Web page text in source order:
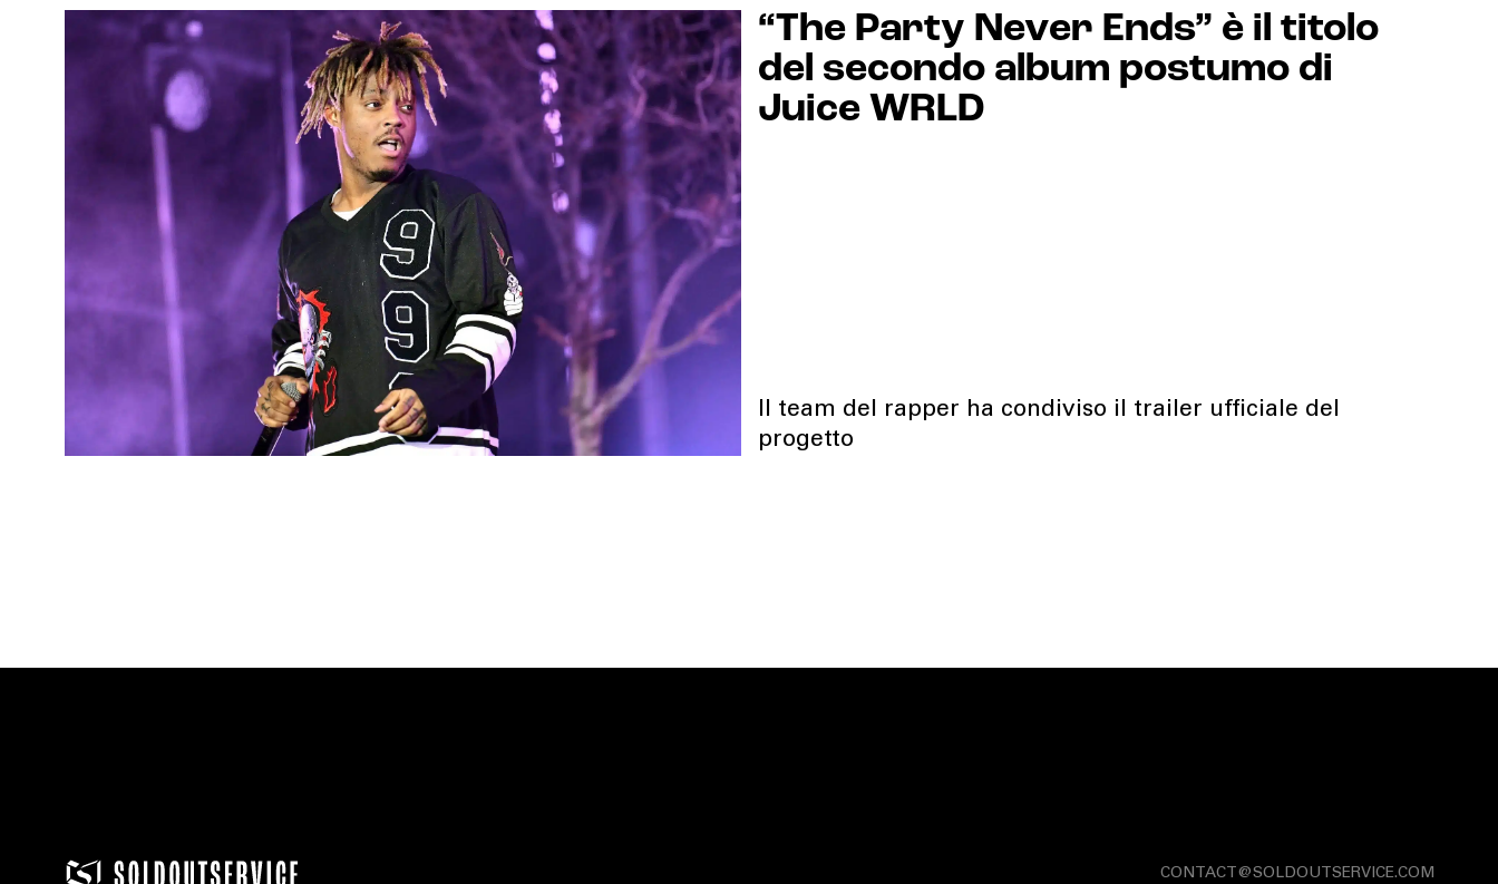
“The Party Never Ends” è il titolo
del secondo album postumo di
Juice WRLD
Il team del rapper ha condiviso il trailer ufficiale del
progetto
CONTACT@SOLDOUTSERVICE.COM